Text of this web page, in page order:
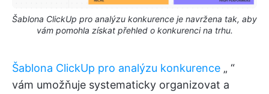
Šablona ClickUp pro analýzu konkurence je navržena tak, aby
vám pomohla získat přehled o konkurenci na trhu.
Šablona ClickUp pro analýzu konkurence „ “
vám umožňuje systematicky organizovat a